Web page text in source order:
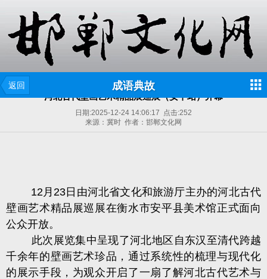
返回 成语典故
河北古代壁画艺术精品展巡展（安平站）开幕
日期:2025-12-24 14:06:17 点击:252
来源：冀时 作者：邯郸文化网
12月23日由河北省文化和旅游厅主办的河北古代
壁画艺术精品展巡展在衡水市安平县美术馆正式面向
公众开放。
此次展览集中呈现了河北地区自东汉至清代跨越
千余年的壁画艺术珍品，通过系统性的梳理与现代化
的展示手段，为观众开启了一扇了解河北古代艺术与